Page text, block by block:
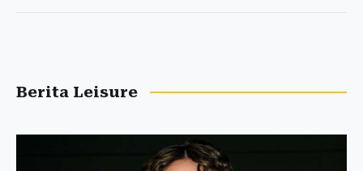
Berita Leisure